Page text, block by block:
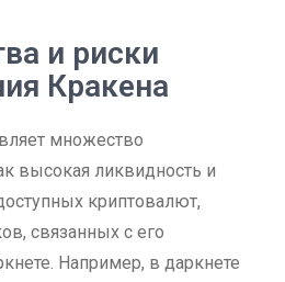
и риски
Кракена
множество
высокая ликвидность и
криптовалют,
связанных с его
Например, в даркнете